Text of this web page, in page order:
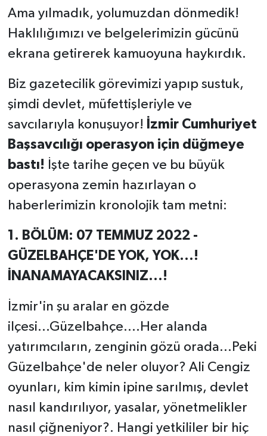
Ama yılmadık, yolumuzdan dönmedik!
Haklılığımızı ve belgelerimizin gücünü
ekrana getirerek kamuoyuna haykırdık.
Biz gazetecilik görevimizi yapıp sustuk,
şimdi devlet, müfettişleriyle ve
savcılarıyla konuşuyor!
İzmir Cumhuriyet
Başsavcılığı operasyon için düğmeye
bastı! İşte tarihe geçen ve bu büyük
operasyona zemin hazırlayan o
haberlerimizin kronolojik tam metni:
1. BÖLÜM: 07 TEMMUZ 2022 -
GÜZELBAHÇE'DE YOK, YOK...!
İNANAMAYACAKSINIZ...!
İzmir'in şu aralar en gözde
ilçesi...Güzelbahçe....Her alanda
yatırımcıların, zenginin gözü orada...Peki
Güzelbahçe'de neler oluyor? Ali Cengiz
oyunları, kim kimin ipine sarılmış, devlet
nasıl kandırılıyor, yasalar, yönetmelikler
nasıl çiğneniyor?. Hangi yetkililer bir hiç